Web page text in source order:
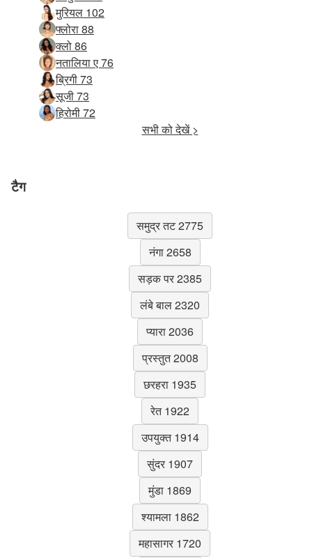
मुरियल 102
फ्लोरा 88
क्लो 86
नतालिया ए 76
ब्रिगी 73
सूजी 73
हिरोमी 72
सभी को देखें >
टैग
समुद्र तट 2775
नंगा 2658
सड़क पर 2385
लंबे बाल 2320
प्यारा 2036
प्रस्तुत 2008
छरहरा 1935
रेत 1922
उपयुक्त 1914
सुंदर 1907
मुंडा 1869
श्यामला 1862
महासागर 1720